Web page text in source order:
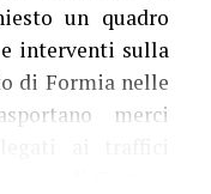
un quadro
interventi sulla
di Formia nelle
merci
di Gaeta e